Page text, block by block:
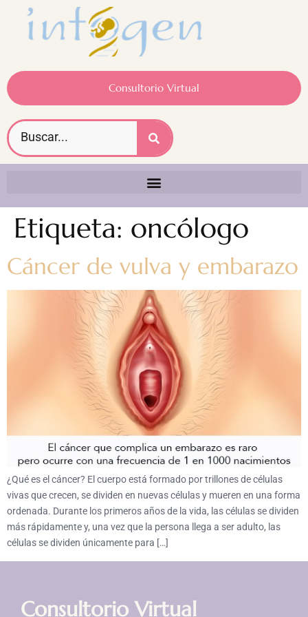
Consultorio Virtual
Etiqueta: oncólogo
Cáncer de vulva y embarazo
¿Qué es el cáncer? El cuerpo está formado por trillones de células
vivas que crecen, se dividen en nuevas células y mueren en una forma
ordenada. Durante los primeros años de la vida, las células se dividen
más rápidamente y, una vez que la persona llega a ser adulto, las
células se dividen únicamente para […]
Consultorio Virtual